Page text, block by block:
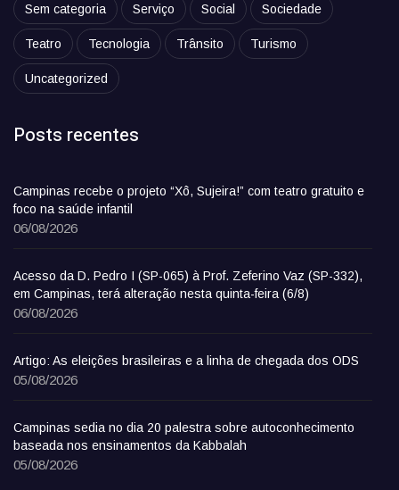
Sem categoria Serviço Social Sociedade
Teatro Tecnologia Trânsito Turismo
Uncategorized
Posts recentes
Campinas recebe o projeto “Xô, Sujeira!” com teatro gratuito e
foco na saúde infantil
06/08/2026
Acesso da D. Pedro I (SP-065) à Prof. Zeferino Vaz (SP-332),
em Campinas, terá alteração nesta quinta-feira (6/8)
06/08/2026
Artigo: As eleições brasileiras e a linha de chegada dos ODS
05/08/2026
Campinas sedia no dia 20 palestra sobre autoconhecimento
baseada nos ensinamentos da Kabbalah
05/08/2026